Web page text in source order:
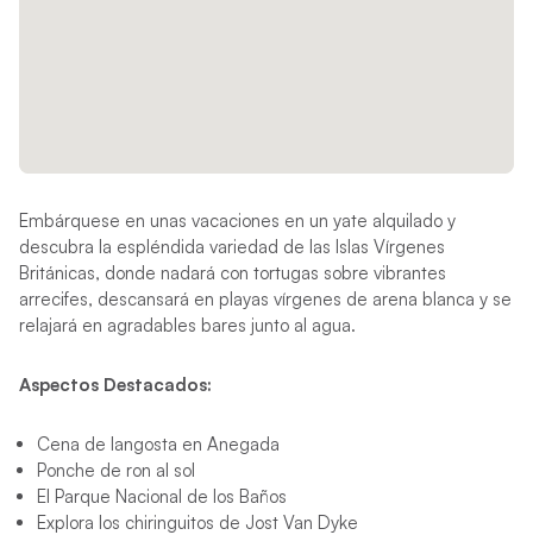
Embárquese en unas vacaciones en un yate alquilado y
descubra la espléndida variedad de las Islas Vírgenes
Británicas, donde nadará con tortugas sobre vibrantes
arrecifes, descansará en playas vírgenes de arena blanca y se
relajará en agradables bares junto al agua.
Aspectos Destacados:
Cena de langosta en Anegada
Ponche de ron al sol
El Parque Nacional de los Baños
Explora los chiringuitos de Jost Van Dyke